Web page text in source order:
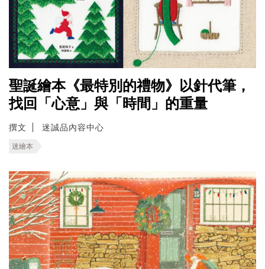
聖誕繪本《最特別的禮物》以針代筆，
找回「心意」與「時間」的重量
撰文 迷誠品內容中心
迷繪本